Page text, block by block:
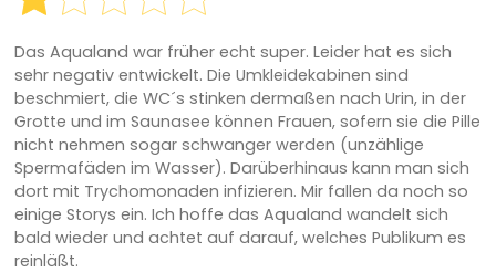
Das Aqualand war früher echt super. Leider hat es sich
sehr negativ entwickelt. Die Umkleidekabinen sind
beschmiert, die WC´s stinken dermaßen nach Urin, in der
Grotte und im Saunasee können Frauen, sofern sie die Pille
nicht nehmen sogar schwanger werden (unzählige
Spermafäden im Wasser). Darüberhinaus kann man sich
dort mit Trychomonaden infizieren. Mir fallen da noch so
einige Storys ein. Ich hoffe das Aqualand wandelt sich
bald wieder und achtet auf darauf, welches Publikum es
reinläßt.